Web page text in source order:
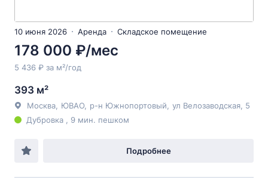
10 июня 2026 Аренда Складское помещение
178 000 ₽/мес
5 436 ₽ за м²/год
393 м²
Москва ЮВАО р-н Южнопортовый ул Велозаводская , 5
Дубровка , 9 мин. пешком
Подробнее